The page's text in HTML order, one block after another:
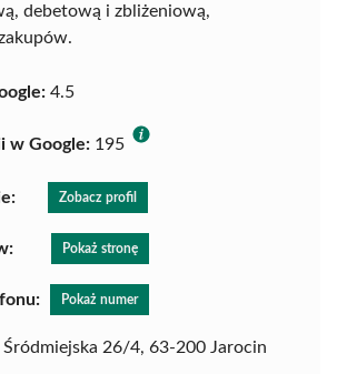
debetową i zbliżeniową,
4.5
w Google: 195
Zobacz profil
Pokaż stronę
Pokaż numer
Śródmiejska 26/4, 63-200 Jarocin